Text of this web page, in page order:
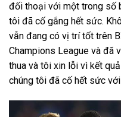
đối thoại với một trong số
tôi đã cố gắng hết sức.
vẫn đang có vị trí tốt trên
Champions League và đã
thua và tôi xin lỗi vì kết
chúng tôi đã cố hết sức